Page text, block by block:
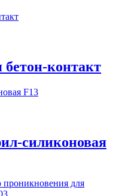
бетон-контакт
силиконовая